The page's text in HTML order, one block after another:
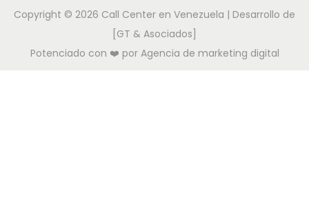
Copyright © 2026 Call Center en Venezuela | Desarrollo de
[GT & Asociados]
Potenciado con ❤️ por Agencia de marketing digital